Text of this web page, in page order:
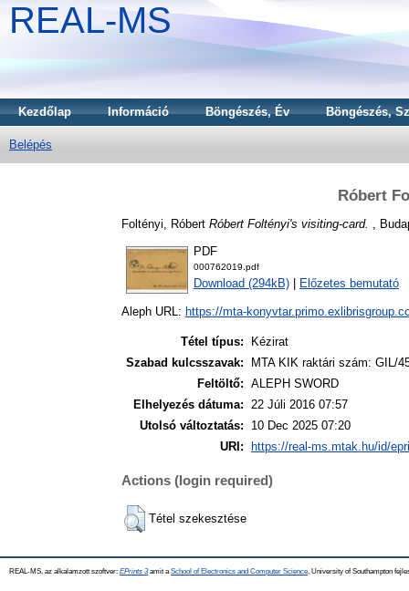
REAL-MS
Kezdőlap Információ Böngészés, Év Böngészés,
Belépés
Róbert
Foltényi, Róbert Róbert Foltényi's visiting-card. ,
PDF
000762019.pdf
Download (294kB) Előzetes bemutató
Aleph URL: https://mta-
Tétel típus:
Kézirat
Szabad kulcsszavak:
MTA KIK raktári szám: GIL/
Feltöltő: ALEPH SWORD
Elhelyezés dátuma: 22 Júli 2016 07:57
Utolsó változtatás:
10 Dec 2025 07:20
URI:
https://real-ms.mtak.hu/id/
Actions (login required)
Tétel szekesztése
REAL-MS, az alkalamzott szoftver: EPrints 3amit a School of Electronics and Computer Science , University of Southampton